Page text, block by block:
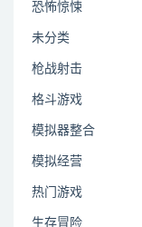
恐怖惊悚
未分类
枪战射击
格斗游戏
模拟器整合
模拟经营
热门游戏
生存冒险